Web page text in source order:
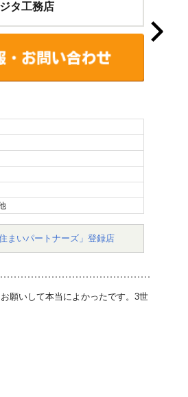
タ工務店
まいパートナーズ」登録店
願いして本当によかったです。3世